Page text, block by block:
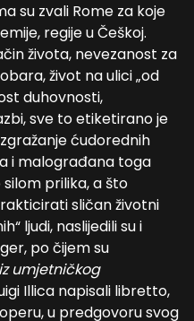
su zvali Rome za koje
regije u Češkoj.
života, nevezanost za
život na ulici „od
duhovnosti,
sve to etiketirano je
ćudorednih
i malograđana toga
prilika, a što
sličan životni
ljudi, naslijedili su i
po čijem su
umjetničkog
Illica napisali libretto,
u predgovoru svog